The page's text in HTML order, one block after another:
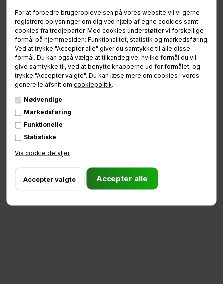
For at forbedre brugeroplevelsen på vores website vil vi gerne
registrere oplysninger om dig ved hjælp af egne cookies samt
cookies fra tredjeparter. Med cookies understøtter vi forskellige
formål på hjemmesiden: Funktionalitet, statistik og markedsføring.
Ved at trykke "Accepter alle" giver du samtykke til alle disse
formål. Du kan også vælge at tilkendegive, hvilke formål du vil
give samtykke til, ved at benytte knapperne ud for formålet, og
trykke "Accepter valgte". Du kan læse mere om cookies i vores
generelle afsnit omcookiepolitik.
Nødvendige
Markedsføring
Funktionelle
Statistiske
Vis cookie detaljer
Brug for hjælp
eller ladcykel vejledning?
Vores ladcykel-rådgivere sidder klar til at hjælpe
81 75 90 90
Mandag - Fredag: